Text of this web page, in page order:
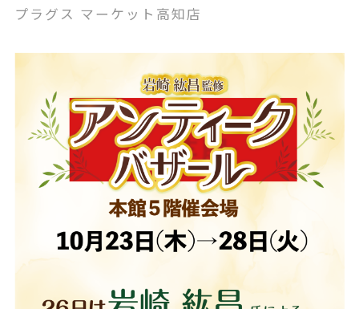
プラグス マーケット高知店